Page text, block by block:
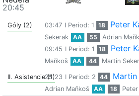
20:45
Góly (2) 03:47 I Period: 1 18 Peter
Sekerak
AA 55
Adrian
09:45 I Period: 1 18 Peter
Maňkoš
AA 44 Martin
II. Asistencie (1)
25:23 I Period: 2 44 Martin
Adrian Maňkoš
AA 18 Peter